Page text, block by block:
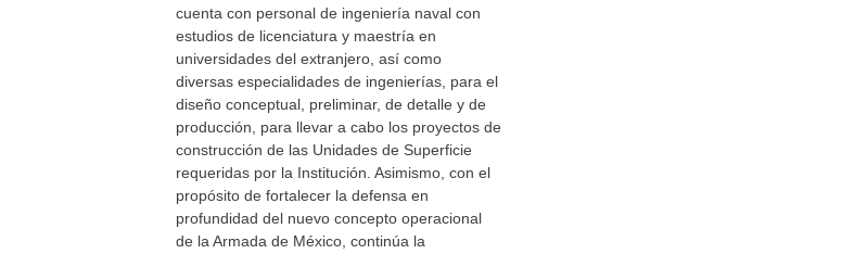
cuenta con personal de ingeniería naval con
estudios de licenciatura y maestría en
universidades del extranjero, así como
diversas especialidades de ingenierías, para el
diseño conceptual, preliminar, de detalle y de
producción, para llevar a cabo los proyectos de
construcción de las Unidades de Superficie
requeridas por la Institución. Asimismo, con el
propósito de fortalecer la defensa en
profundidad del nuevo concepto operacional
de la Armada de México, continúa la